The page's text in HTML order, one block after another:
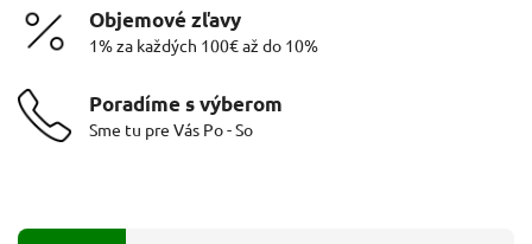
Objemové zľavy
1% za každých 100€ až do 10%
Poradíme s výberom
Sme tu pre Vás Po - So